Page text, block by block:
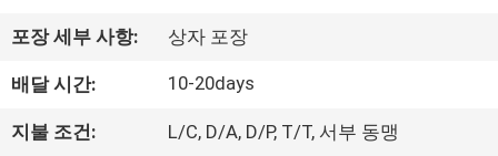
하
여
공
포장 세부 사항: 상자 포장
배달 시간: 10-20days
지불 조건: L/C, D/A, D/P, T/T, 서부 동맹